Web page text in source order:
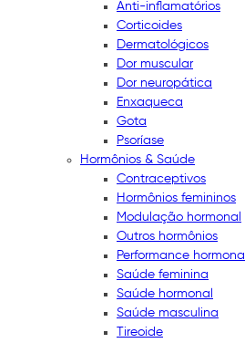
Anti-inflamatórios
Corticoides
Dermatológicos
Dor muscular
Dor neuropática
Enxaqueca
Gota
Psoríase
Hormônios & Saúde
Contraceptivos
Hormônios femininos
Modulação hormonal
Outros hormônios
Performance hormonal
Saúde feminina
Saúde hormonal
Saúde masculina
Tireoide